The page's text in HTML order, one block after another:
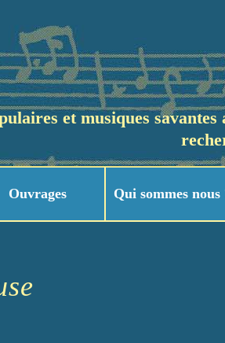
et musiques
Ouvrages Qui sommes nous